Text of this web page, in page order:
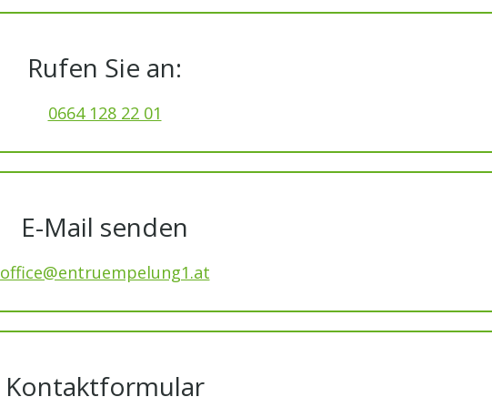
Rufen Sie an:
0664 128 22 01
E-Mail senden
office@entruempelung1.at
Kontaktformular